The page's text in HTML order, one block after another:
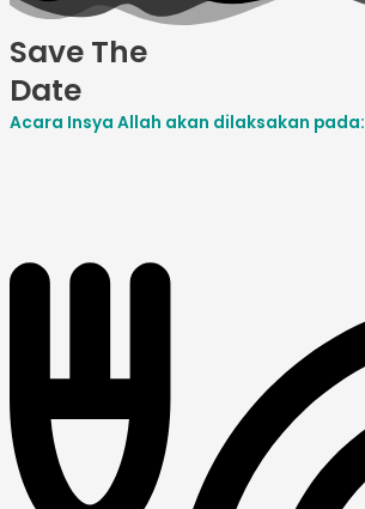
Save The
Date
Acara Insya Allah akan dilaksakan pada: